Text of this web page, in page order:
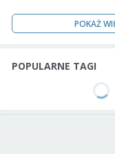
POKAŻ
POPULARNE TAGI